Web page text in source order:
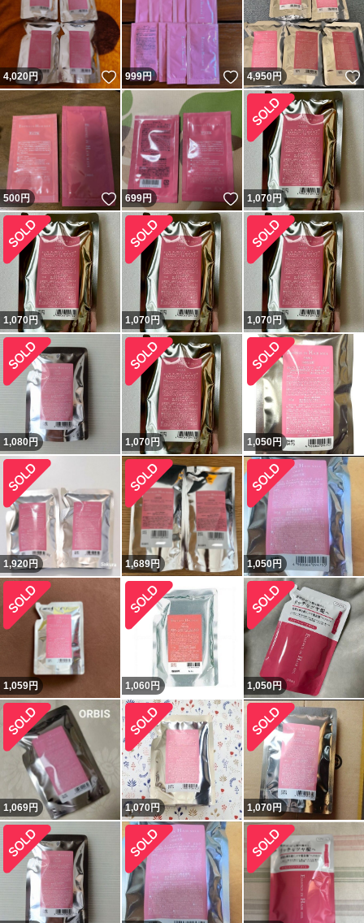
4,020円 いいね！
999円 いいね！
4,950円
500円 いいね！
699円 いいね！
1,070円
1,070円 1,070円 1,070円
1,080円 1,070円 1,050円
1,920円 1,689円 1,050円
1,059円 1,060 円 1,050円
1,069円 1,070円 1,070円